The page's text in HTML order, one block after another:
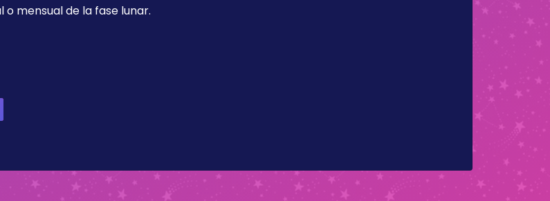
mensual de la fase lunar.